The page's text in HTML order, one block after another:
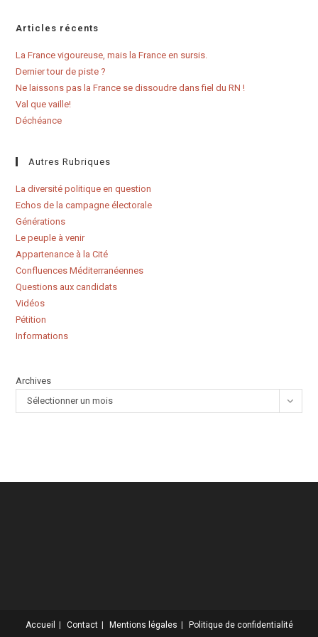
Articles récents
La France vigoureuse, mais la France en sursis.
Dernier tour de piste ?
Ne laissons pas la France se dissoudre dans fiel du RN !
Val que vaille!
Déchéance
Autres Rubriques
La diversité politique en question
Echos de la campagne électorale
Générations
Le peuple à venir
Appartenance à la Cité
Confluences Méditerranéennes
Questions aux candidats
Vidéos
Pétition
Informations
Archives
Sélectionner un mois
Accueil Contact Mentions légales Politique de confidentialité